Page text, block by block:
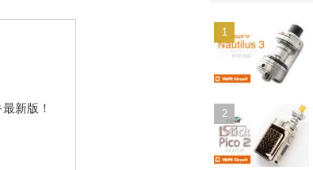
新版！